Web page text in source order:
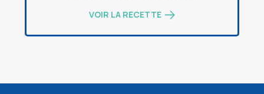
VOIR LA RECETTE